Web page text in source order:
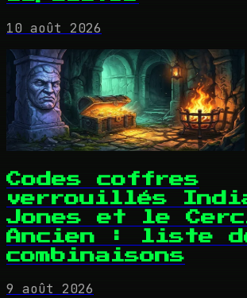
10 août 2026
Codes coffres
verrouillés
Jones et le
Ancien : liste
combinaisons
9 août 2026